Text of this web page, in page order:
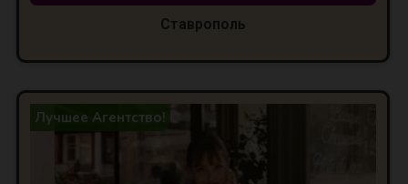
Ставрополь
Лучшее Агентство!